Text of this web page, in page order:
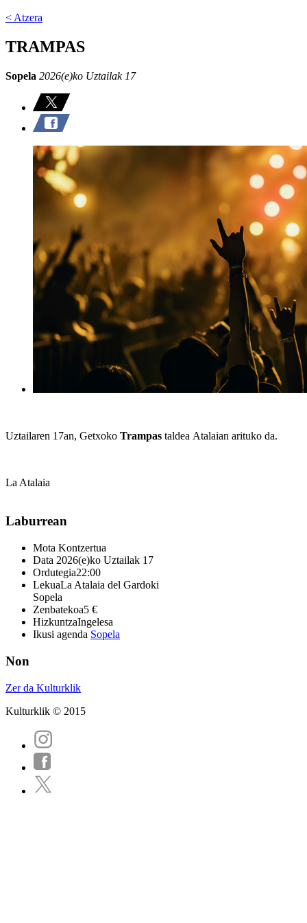
< Atzera
TRAMPAS
Sopela 2026(e)ko Uztailak 17
Uztailaren 17an, Getxoko Trampas taldea Atalaian arituko da.
La Atalaia
Laburrean
Mota Kontzertua
Data 2026(e)ko Uztailak 17
Ordutegia22:00
LekuaLa Atalaia del Gardoki
Sopela
Zenbatekoa5 €
HizkuntzaIngelesa
Ikusi agenda Sopela
Non
Zer da Kulturklik
Kulturklik © 2015